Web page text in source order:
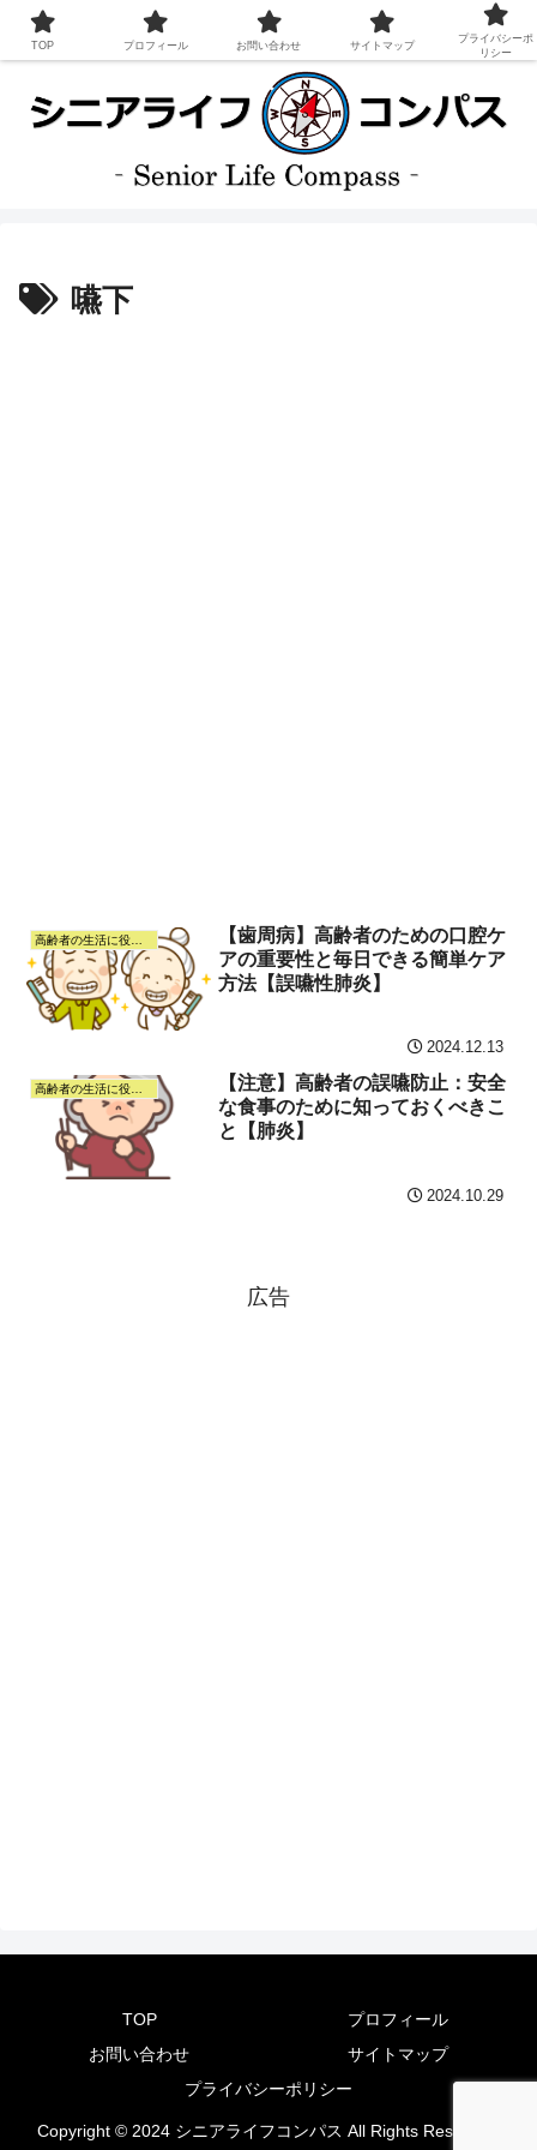
嚥下
高齢者の生活に役立つ情報
【歯周病】高齢者のための口腔ケ
アの重要性と毎日できる簡単ケア
方法【誤嚥性肺炎】
2024.12.13
高齢者の生活に役立つ情報
【注意】高齢者の誤嚥防止：安全
な食事のために知っておくべきこ
と【肺炎】
2024.10.29
広告
TOP
プロフィール
お問い合わせ
サイトマップ
プライバシーポリシー
Copyright © 2024 シニアライフコンパス All Rights Reserved.
TOP プロフィール お問い合わせ サイトマップ
プライバシーポ
リシー